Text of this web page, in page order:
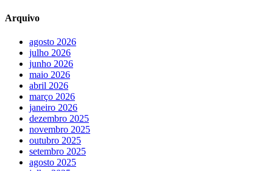
Arquivo
agosto 2026
julho 2026
junho 2026
maio 2026
abril 2026
março 2026
janeiro 2026
dezembro 2025
novembro 2025
outubro 2025
setembro 2025
agosto 2025